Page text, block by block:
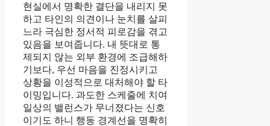
현실에서 명확한 결단을 내리지 못
하고 타인의 의견이나 눈치를 살피
느라 극심한 정서적 피로감을 겪고
있음을 보여줍니다. 내 뜻대로 통
제되지 않는 외부 환경에 조급해하
기보다, 우선 마음을 진정시키고
상황을 이성적으로 대처해야 할 타
이밍입니다. 과도한 스케줄에 치여
일상의 밸런스가 무너졌다는 신호
이기도 하니 행동 경계선을 명확히